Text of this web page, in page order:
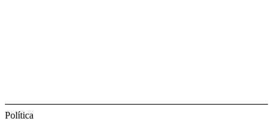
Política